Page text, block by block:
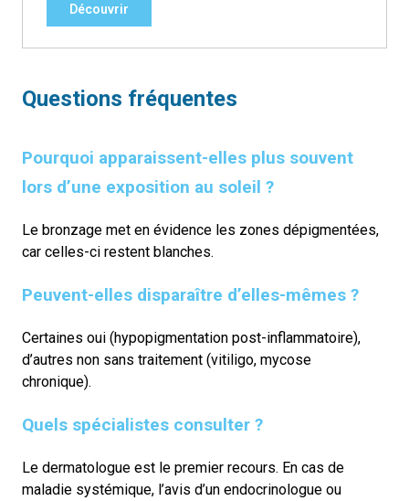
Découvrir
Questions fréquentes
Pourquoi apparaissent-elles plus souvent
lors d’une exposition au soleil ?
Le bronzage met en évidence les zones dépigmentées,
car celles-ci restent blanches.
Peuvent-elles disparaître d’elles-mêmes ?
Certaines oui (hypopigmentation post-inflammatoire),
d’autres non sans traitement (vitiligo, mycose
chronique).
Quels spécialistes consulter ?
Le dermatologue est le premier recours. En cas de
maladie systémique, l’avis d’un endocrinologue ou